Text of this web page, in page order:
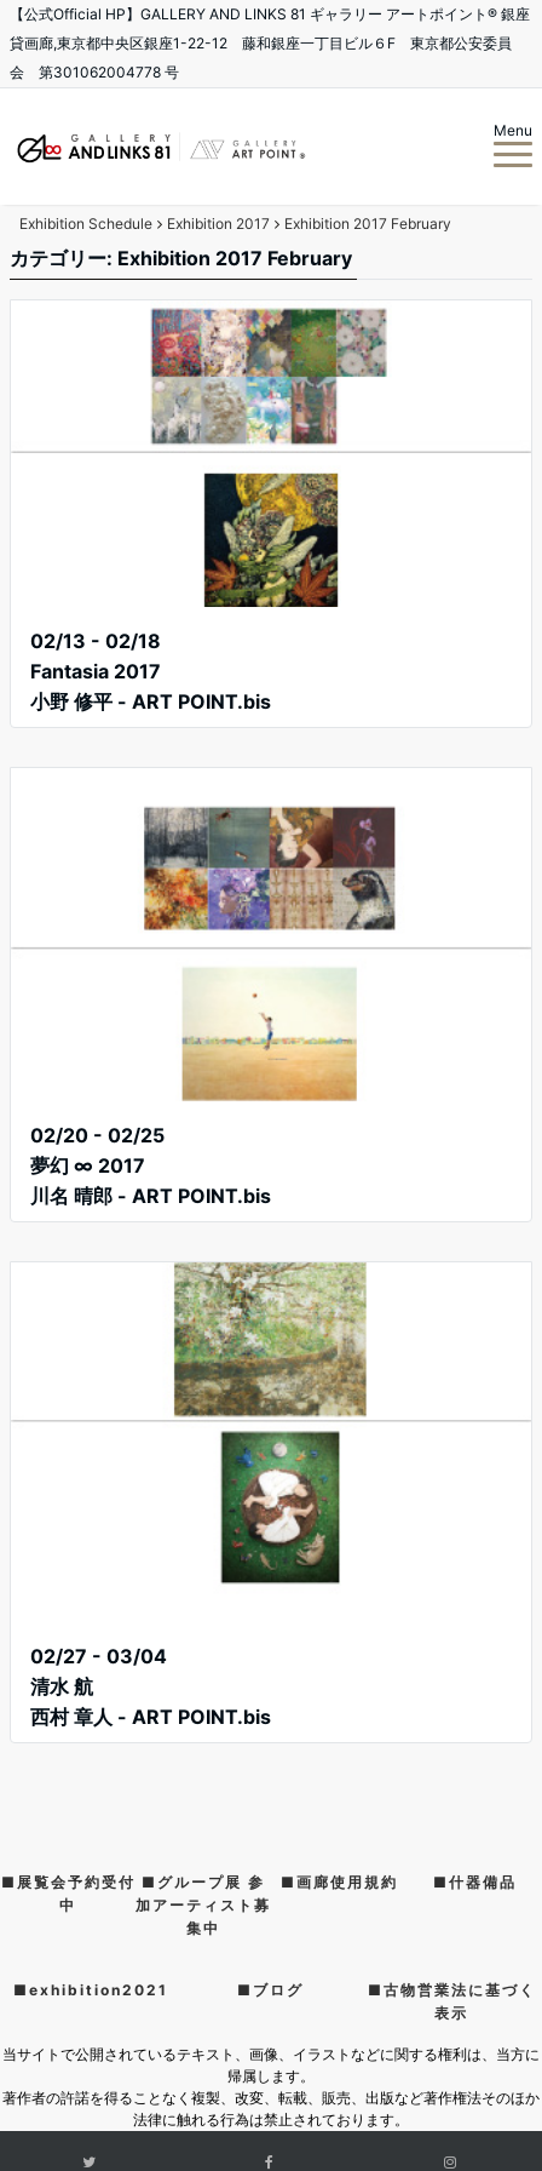
【公式Official HP】GALLERY AND LINKS 81 ギャラリー アートポイント®️ 銀座
貸画廊,東京都中央区銀座1-22-12 藤和銀座一丁目ビル６F 東京都公安委員
会 第301062004778 号
Menu
Exhibition Schedule Exhibition 2017 Exhibition 2017 February
カテゴリー: Exhibition 2017 February
02/13 - 02/18
Fantasia 2017
小野 修平 - ART POINT.bis
02/20 - 02/25
夢幻 ∞ 2017
川名 晴郎 - ART POINT.bis
02/27 - 03/04
清水 航
西村 章人 - ART POINT.bis
■展覧会予約受付
中
■グループ展 参
加アーティスト募
集中
■画廊使用規約 ■什器備品
■exhibition2021 ■ブログ
■古物営業法に基づく
表示
当サイトで公開されているテキスト、画像、イラストなどに関する権利は、当方に
帰属します。
著作者の許諾を得ることなく複製、改変、転載、販売、出版など著作権法そのほか
法律に触れる行為は禁止されております。